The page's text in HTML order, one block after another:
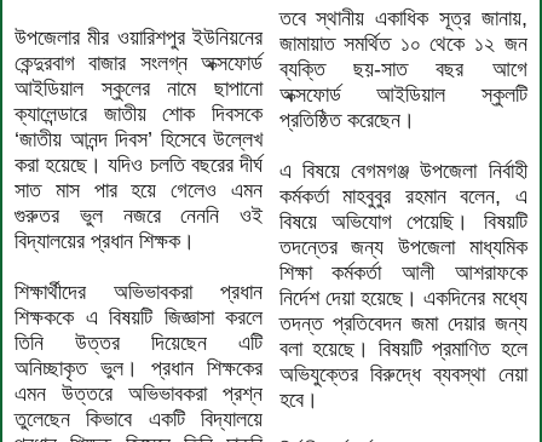
উপজেলার মীর ওয়ারিশপুর ইউনিয়নের
কেন্দুরবাগ বাজার সংলগ্ন অক্সফোর্ড
আইডিয়াল স্কুলের নামে ছাপানো
ক্যালেন্ডারে জাতীয় শোক দিবসকে
‘জাতীয় আনন্দ দিবস’ হিসেবে উল্লেখ
করা হয়েছে। যদিও চলতি বছরের দীর্ঘ
সাত মাস পার হয়ে গেলেও এমন
গুরুতর ভুল নজরে নেননি ওই
বিদ্যালয়ের প্রধান শিক্ষক।
শিক্ষার্থীদের অভিভাবকরা প্রধান
শিক্ষককে এ বিষয়টি জিজ্ঞাসা করলে
তিনি উত্তর দিয়েছেন এটি
অনিচ্ছাকৃত ভুল। প্রধান শিক্ষকের
এমন উত্তরে অভিভাবকরা প্রশ্ন
তুলেছেন কিভাবে একটি বিদ্যালয়ে
তবে স্থানীয় একাধিক সূত্র জানায়,
জামায়াত সমর্থিত ১০ থেকে ১২ জন
ব্যক্তি ছয়-সাত বছর আগে
অক্সফোর্ড আইডিয়াল স্কুলটি
প্রতিষ্ঠিত করেছেন।
এ বিষয়ে বেগমগঞ্জ উপজেলা নির্বাহী
কর্মকর্তা মাহবুবুর রহমান বলেন, এ
বিষয়ে অভিযোগ পেয়েছি। বিষয়টি
তদন্তের জন্য উপজেলা মাধ্যমিক
শিক্ষা কর্মকর্তা আলী আশরাফকে
নির্দেশ দেয়া হয়েছে। একদিনের মধ্যে
তদন্ত প্রতিবেদন জমা দেয়ার জন্য
বলা হয়েছে। বিষয়টি প্রমাণিত হলে
অভিযুক্তের বিরুদ্ধে ব্যবস্থা নেয়া
হবে।